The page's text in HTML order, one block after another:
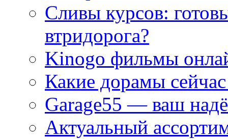
Сливы курсов:
втридорога?
Kinogo фильмы
Какие дорамы
Garage55 — ваш
Актуальный